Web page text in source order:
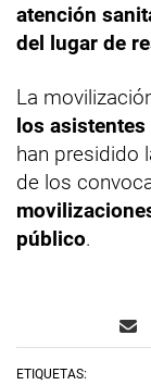
atención
del lugar de
La
los asistentes
han presidido
de los
público.
ETIQUETAS: